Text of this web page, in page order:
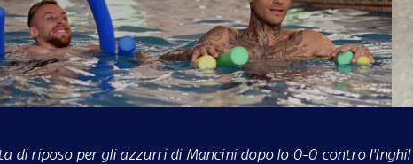
di riposo per gli azzurri di Mancini dopo lo 0-0 contro